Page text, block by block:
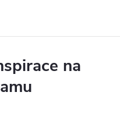
na